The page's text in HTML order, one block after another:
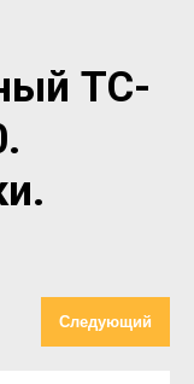
TC-
Следующий